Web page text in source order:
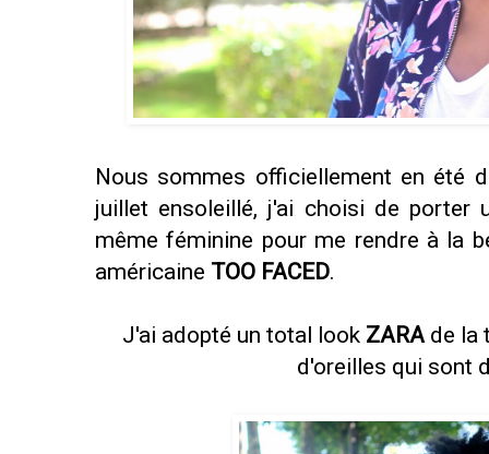
Nous sommes officiellement en été
juillet ensoleillé, j'ai choisi de porter
même féminine pour me rendre à la
américaine TOO FACED.
J'ai adopté un total look ZARA de la
d'oreilles qui sont